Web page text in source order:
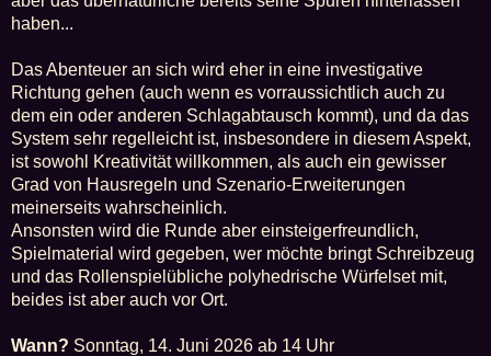
haben...
Das Abenteuer an sich wird eher in eine investigative
Richtung gehen (auch wenn es vorraussichtlich auch zu
dem ein oder anderen Schlagabtausch kommt), und da das
System sehr regelleicht ist, insbesondere in diesem Aspekt,
ist sowohl Kreativität willkommen, als auch ein gewisser
Grad von Hausregeln und Szenario-Erweiterungen
meinerseits wahrscheinlich.
Ansonsten wird die Runde aber einsteigerfreundlich,
Spielmaterial wird gegeben, wer möchte bringt Schreibzeug
und das Rollenspielübliche polyhedrische Würfelset mit,
beides ist aber auch vor Ort.
Wann? Sonntag, 14. Juni 2026 ab 14 Uhr